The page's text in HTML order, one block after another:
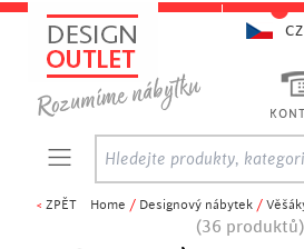
< ZPĚT Home / Designový nábytek /
(36 produktů)